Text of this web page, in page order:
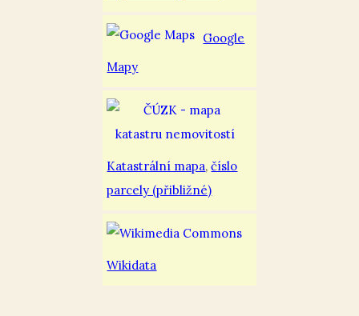
Google
Mapy
Katastrální mapa,číslo
parcely (přibližné)
Wikidata